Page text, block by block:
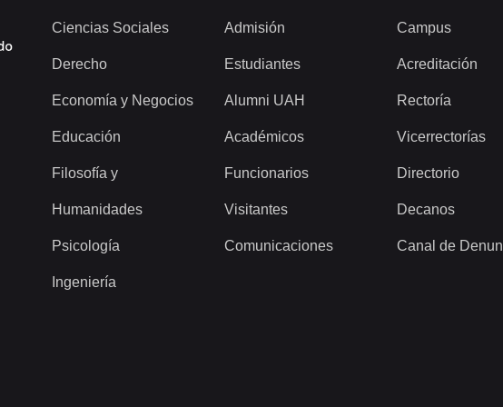
Ciencias Sociales
Derecho
Economía y Negocios
Educación
Filosofía y
Humanidades
Psicología
Ingeniería
Admisión
Estudiantes
Alumni UAH
Académicos
Funcionarios
Visitantes
Comunicaciones
Campus
Acreditación
Rectoría
Vicerrectorías
Directorio
Decanos
Canal de